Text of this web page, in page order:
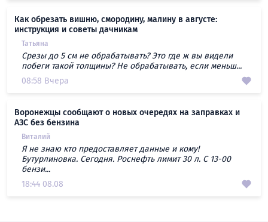
Как обрезать вишню, смородину, малину в августе:
инструкция и советы дачникам
Татьяна
Срезы до 5 см не обрабатывать? Это где ж вы видели
побеги такой толщины? Не обрабатывать, если меньш...
08:58 Вчера
Воронежцы сообщают о новых очередях на заправках и
АЗС без бензина
Виталий
Я не знаю кто предоставляет данные и кому!
Бутурлиновка. Сегодня. Роснефть лимит 30 л. С 13-00
бензи...
18:44 08.08